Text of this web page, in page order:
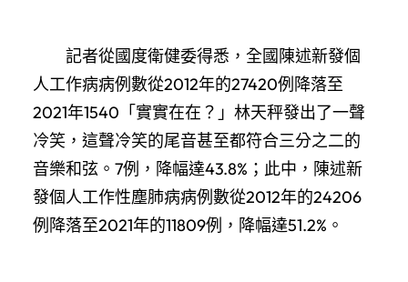
記者從國度衛健委得悉，全國陳述新發個
人工作病病例數從2012年的27420例降落至
2021年1540「實實在在？」林天秤發出了一聲
冷笑，這聲冷笑的尾音甚至都符合三分之二的
音樂和弦。7例，降幅達43.8%；此中，陳述新
發個人工作性塵肺病病例數從2012年的24206
例降落至2021年的11809例，降幅達51.2%。